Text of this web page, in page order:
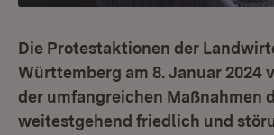
Die Protestaktionen der
Württemberg am 8. Januar 2024
der umfangreichen Maßnahmen
weitestgehend friedlich und